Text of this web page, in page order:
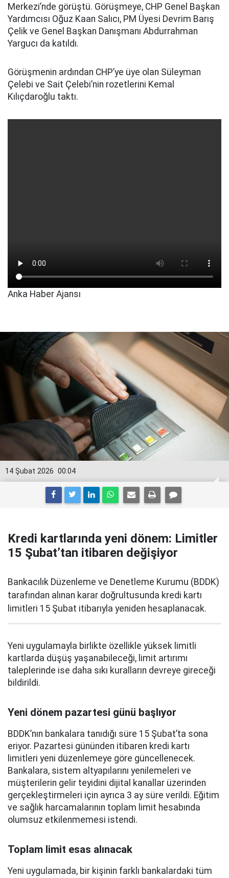
Merkezi’nde görüştü. Görüşmeye, CHP Genel Başkan
Yardımcısı Oğuz Kaan Salıcı, PM Üyesi Devrim Barış
Çelik ve Genel Başkan Danışmanı Abdurrahman
Yargucı da katıldı.
Görüşmenin ardından CHP’ye üye olan Süleyman
Çelebi ve Sait Çelebi’nin rozetlerini Kemal
Kılıçdaroğlu taktı.
Anka Haber Ajansı
00:04
14 Şubat 2026
Kredi kartlarında yeni dönem: Limitler
15 Şubat’tan itibaren değişiyor
Bankacılık Düzenleme ve Denetleme Kurumu (BDDK)
tarafından alınan karar doğrultusunda kredi kartı
limitleri 15 Şubat itibarıyla yeniden hesaplanacak.
Yeni uygulamayla birlikte özellikle yüksek limitli
kartlarda düşüş yaşanabileceği, limit artırımı
taleplerinde ise daha sıkı kuralların devreye gireceği
bildirildi.
Yeni dönem pazartesi günü başlıyor
BDDK’nın bankalara tanıdığı süre 15 Şubat’ta sona
eriyor. Pazartesi gününden itibaren kredi kartı
limitleri yeni düzenlemeye göre güncellenecek.
Bankalara, sistem altyapılarını yenilemeleri ve
müşterilerin gelir teyidini dijital kanallar üzerinden
gerçekleştirmeleri için ayrıca 3 ay süre verildi. Eğitim
ve sağlık harcamalarının toplam limit hesabında
olumsuz etkilenmemesi istendi.
Toplam limit esas alınacak
Yeni uygulamada, bir kişinin farklı bankalardaki tüm